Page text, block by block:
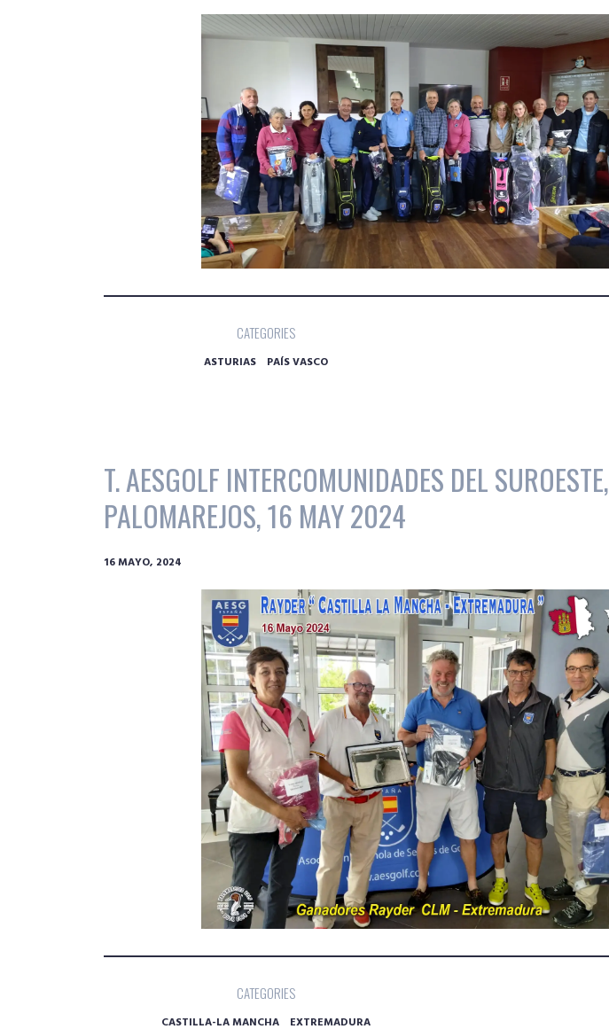
CATEGORIES
ASTURIAS PAÍS VASCO
T. AESGOLF INTERCOMUNIDADES DEL SUROESTE,
PALOMAREJOS, 16 MAY 2024
16 MAYO, 2024
CATEGORIES
CASTILLA-LA MANCHA EXTREMADURA